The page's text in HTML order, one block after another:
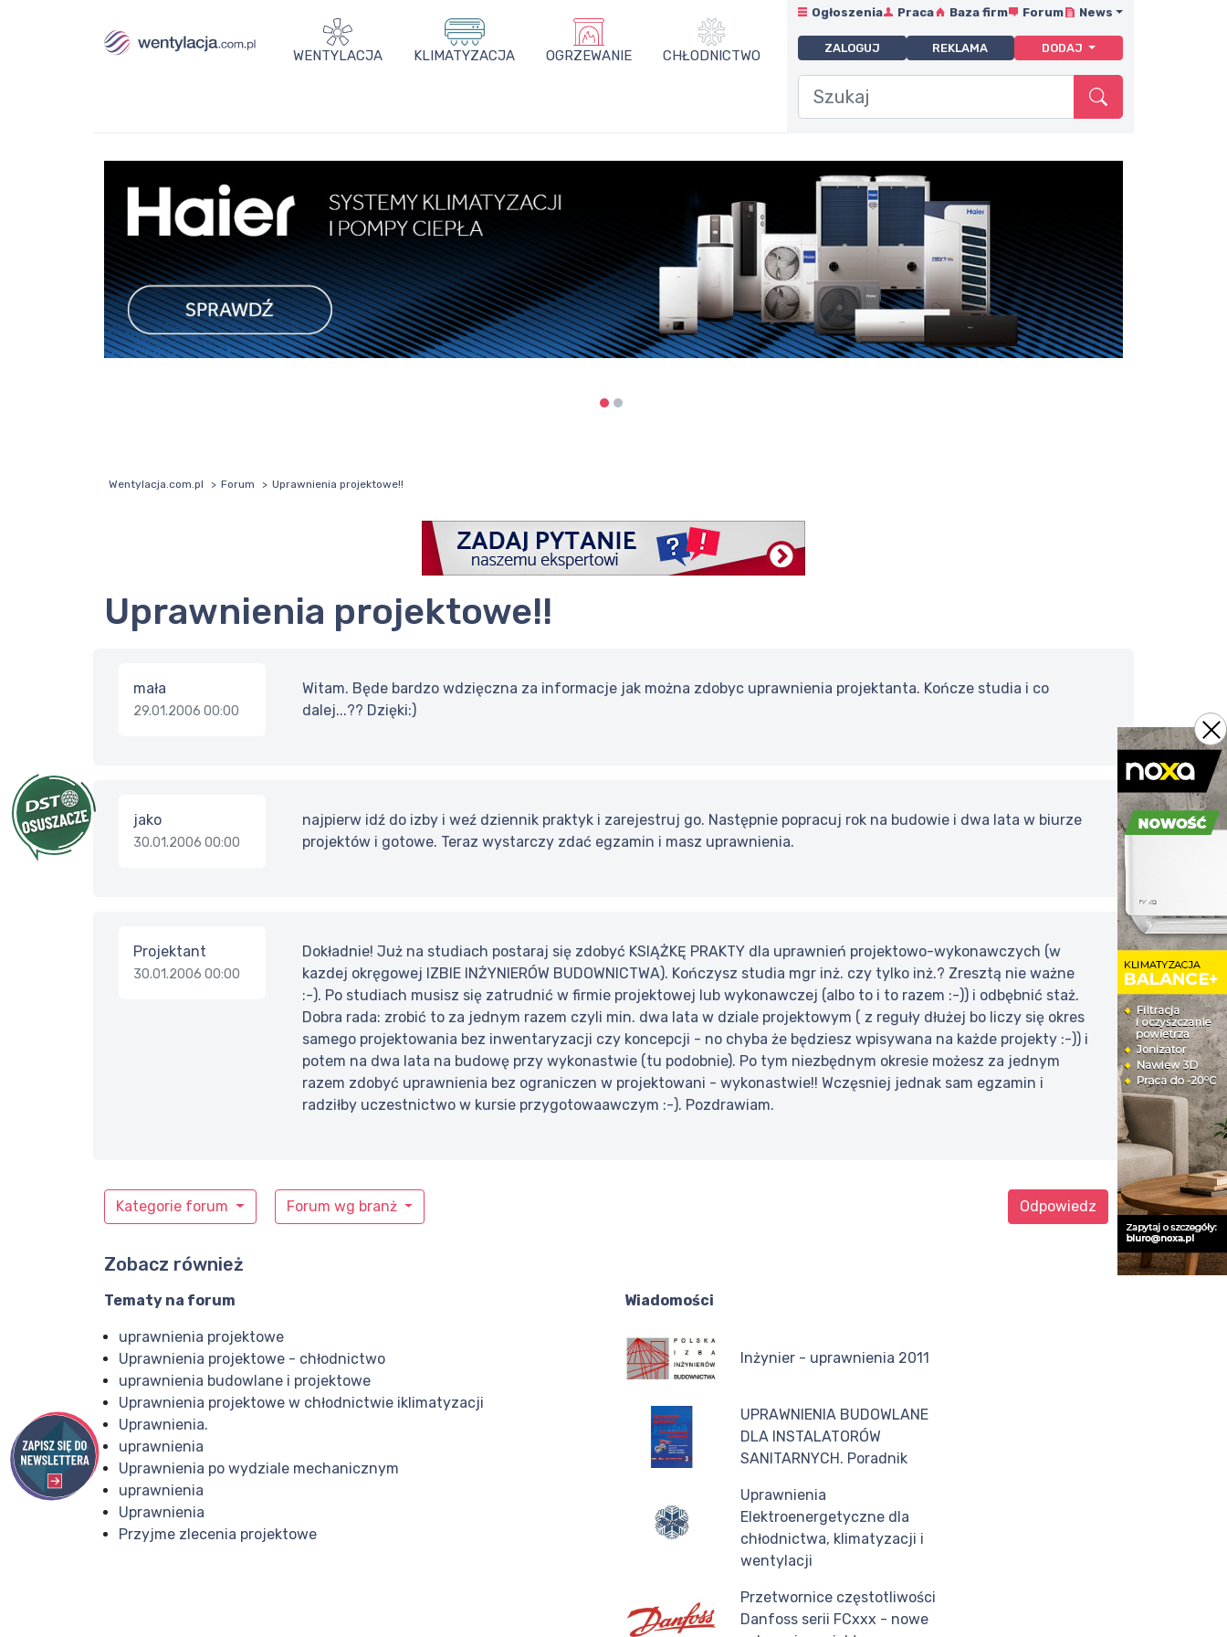
WENTYLACJA KLIMATYZACJA OGRZEWANIE CHŁODNICTWO
Ogłoszenia Praca Baza firm Forum News
ZALOGUJ REKLAMA DODAJ
Wentylacja.com.pl Forum Uprawnienia projektowe!!
Uprawnienia projektowe!!
mała
29.01.2006 00:00
Witam. Będe bardzo wdzięczna za informacje jak można zdobyc uprawnienia projektanta. Kończe studia i co
dalej...?? Dzięki:)
jako
30.01.2006 00:00
najpierw idź do izby i weź dziennik praktyk i zarejestruj go. Następnie popracuj rok na budowie i dwa lata w biurze
projektów i gotowe. Teraz wystarczy zdać egzamin i masz uprawnienia.
Projektant
30.01.2006 00:00
Dokładnie! Już na studiach postaraj się zdobyć KSIĄŻKĘ PRAKTY dla uprawnień projektowo-wykonawczych (w
kazdej okręgowej IZBIE INŻYNIERÓW BUDOWNICTWA). Kończysz studia mgr inż. czy tylko inż.? Zresztą nie ważne
:-). Po studiach musisz się zatrudnić w firmie projektowej lub wykonawczej (albo to i to razem :-)) i odbębnić staż.
Dobra rada: zrobić to za jednym razem czyli min. dwa lata w dziale projektowym ( z reguły dłużej bo liczy się okres
samego projektowania bez inwentaryzacji czy koncepcji - no chyba że będziesz wpisywana na każde projekty :-)) i
potem na dwa lata na budowę przy wykonastwie (tu podobnie). Po tym niezbędnym okresie możesz za jednym
razem zdobyć uprawnienia bez ograniczen w projektowani - wykonastwie!! Wczęsniej jednak sam egzamin i
radziłby uczestnictwo w kursie przygotowaawczym :-). Pozdrawiam.
Kategorie forum Forum wg branż Odpowiedz
Zobacz również
Tematy na forum
uprawnienia projektowe
Uprawnienia projektowe - chłodnictwo
uprawnienia budowlane i projektowe
Uprawnienia projektowe w chłodnictwie iklimatyzacji
Uprawnienia.
uprawnienia
Uprawnienia po wydziale mechanicznym
uprawnienia
Uprawnienia
Przyjme zlecenia projektowe
Wiadomości
Inżynier - uprawnienia 2011
UPRAWNIENIA BUDOWLANE
DLA INSTALATORÓW
SANITARNYCH. Poradnik
Uprawnienia
Elektroenergetyczne dla
chłodnictwa, klimatyzacji i
wentylacji
Przetwornice częstotliwości
Danfoss serii FCxxx - nowe